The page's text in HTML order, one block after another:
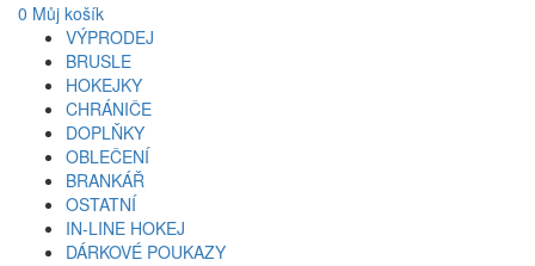
0 Můj košík
VÝPRODEJ
BRUSLE
HOKEJKY
CHRÁNIČE
DOPLŇKY
OBLEČENÍ
BRANKÁŘ
OSTATNÍ
IN-LINE HOKEJ
DÁRKOVÉ POUKAZY